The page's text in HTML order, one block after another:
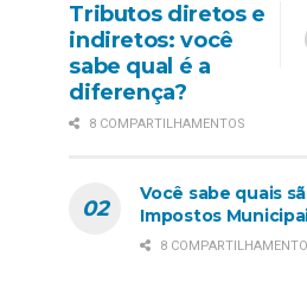
Tributos diretos e
indiretos: você
sabe qual é a
diferença?
8 COMPARTILHAMENTOS
Você sabe quais
Impostos
8